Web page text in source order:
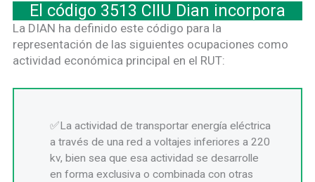
El código 3513 CIIU Dian incorpora
La DIAN ha definido este código para la
representación de las siguientes ocupaciones como
actividad económica principal en el RUT:
La actividad de transportar energía eléctrica
a través de una red a voltajes inferiores a 220
kv, bien sea que esa actividad se desarrolle
en forma exclusiva o combinada con otras